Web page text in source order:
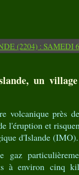
un
volcanique près
l'éruption et
d'Islande (IMO).
à environ cinq